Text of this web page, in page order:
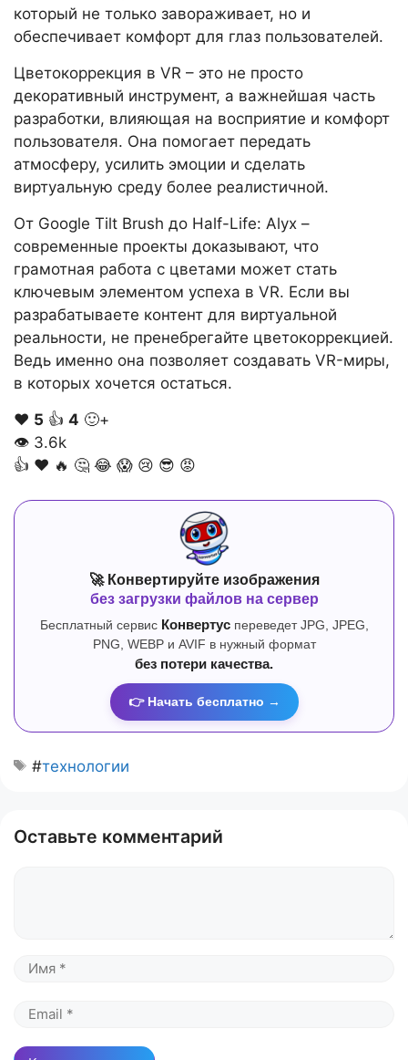
который не только завораживает, но и
обеспечивает комфорт для глаз пользователей.
Цветокоррекция в VR – это не просто
декоративный инструмент, а важнейшая часть
разработки, влияющая на восприятие и комфорт
пользователя. Она помогает передать
атмосферу, усилить эмоции и сделать
виртуальную среду более реалистичной.
От Google Tilt Brush до Half-Life: Alyx –
современные проекты доказывают, что
грамотная работа с цветами может стать
ключевым элементом успеха в VR. Если вы
разрабатываете контент для виртуальной
реальности, не пренебрегайте цветокоррекцией.
Ведь именно она позволяет создавать VR-миры,
в которых хочется остаться.
❤️ 5 👍 4 🙂+
👁 3.6k
👍 ❤️ 🔥 🤔 😂 😱 😢 😎 😡
🚀 Конвертируйте изображения
без загрузки файлов на сервер
Бесплатный сервис Конвертуспереведет JPG, JPEG,
PNG, WEBP и AVIF в нужный формат
без потери качества.
👉 Начать бесплатно →
#технологии
Оставьте комментарий
Имя
Email